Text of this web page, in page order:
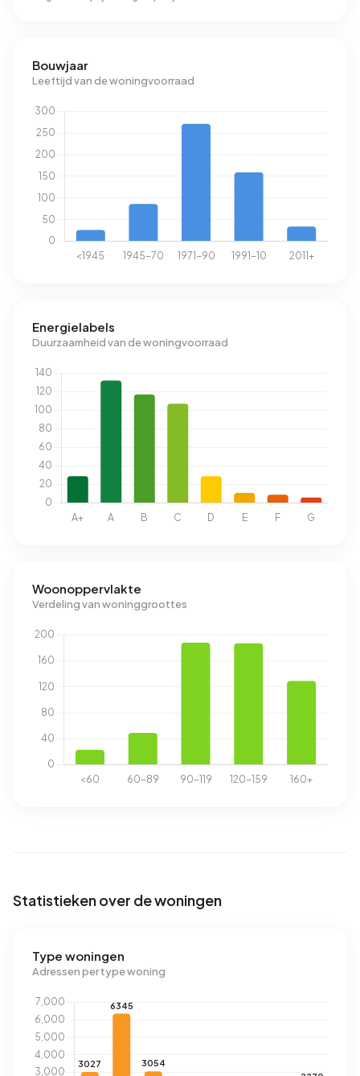
Bouwjaar
Leeftijd van de woningvoorraad
Energielabels
Duurzaamheid van de woningvoorraad
Woonoppervlakte
Verdeling van woninggroottes
Statistieken over de woningen
Type woningen
Adressen per type woning